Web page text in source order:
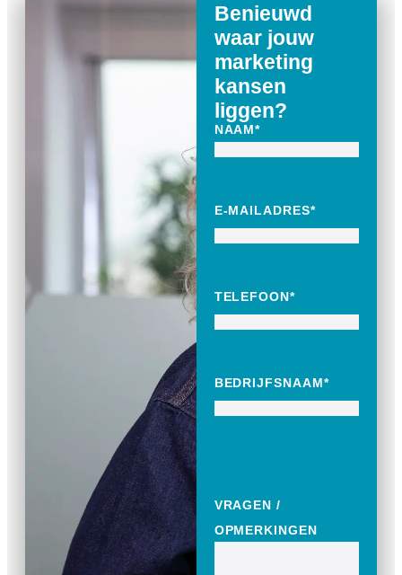
Benieuwd
waar jouw
marketing
kansen
liggen?
NAAM*
E-MAILADRES*
TELEFOON*
BEDRIJFSNAAM*
VRAGEN /
OPMERKINGEN